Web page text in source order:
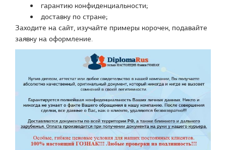
гарантию конфиденциальности;
доставку по стране;
Заходите на сайт, изучайте примеры корочек, подавайте
заявку на оформление.